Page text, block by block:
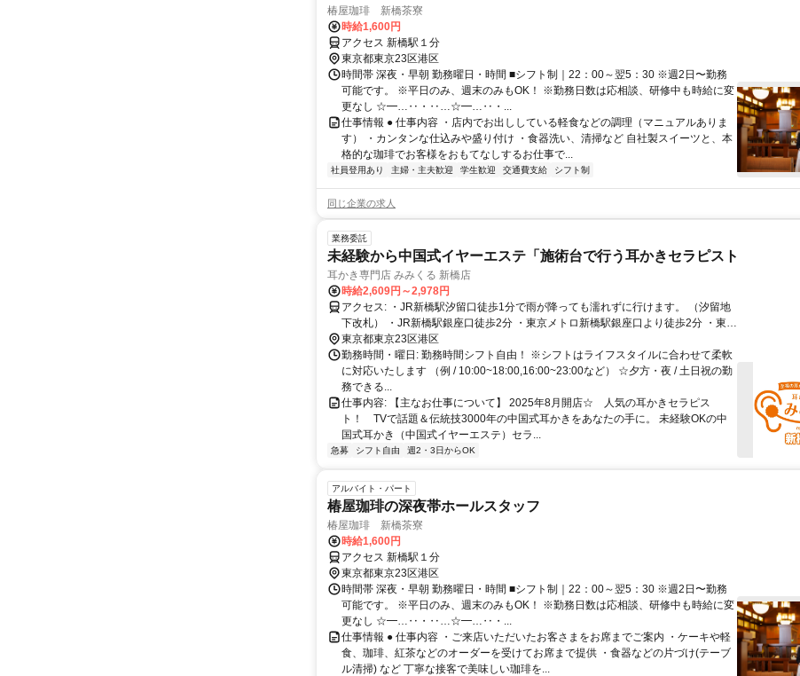
椿屋珈琲 新橋茶寮
時給1,600円
アクセス 新橋駅１分
東京都東京23区港区
時間帯 深夜・早朝 勤務曜日・時間 ■シフト制｜22：00～翌5：30 ※週2日〜勤務
可能です。 ※平日のみ、週末のみもOK！ ※勤務日数は応相談、研修中も時給に変
更なし ☆━…‥・‥…☆━…‥・...
仕事情報 ● 仕事内容 ・店内でお出ししている軽食などの調理（マニュアルありま
す） ・カンタンな仕込みや盛り付け ・食器洗い、清掃など 自社製スイーツと、本
格的な珈琲でお客様をおもてなしするお仕事で...
社員登用あり 主婦・主夫歓迎 学生歓迎 交通費支給 シフト制
同じ企業の求人
業務委託
未経験から中国式イヤーエステ「施術台で行う耳かきセラピスト
耳かき専門店 みみくる 新橋店
時給2,609円～2,978円
アクセス: ・JR新橋駅汐留口徒歩1分で雨が降っても濡れずに行けます。 （汐留地
下改札） ・JR新橋駅銀座口徒歩2分 ・東京メトロ新橋駅銀座口より徒歩2分 ・東京
メトロ新橋駅銀座線2番出口より徒歩1分(スターバックス裏) ・新橋駅前ビル1号館
横から徒歩10秒
東京都東京23区港区
勤務時間・曜日: 勤務時間シフト自由！ ※シフトはライフスタイルに合わせて柔軟
に対応いたします （例 / 10:00~18:00,16:00~23:00など） ☆夕方・夜 / 土日祝の勤
務できる...
仕事内容: 【主なお仕事について】 2025年8月開店☆ 人気の耳かきセラピス
ト！ TVで話題＆伝統技3000年の中国式耳かきをあなたの手に。 未経験OKの中
国式耳かき（中国式イヤーエステ）セラ...
急募 シフト自由 週2・3日からOK
アルバイト・パート
椿屋珈琲の深夜帯ホールスタッフ
椿屋珈琲 新橋茶寮
時給1,600円
アクセス 新橋駅１分
東京都東京23区港区
時間帯 深夜・早朝 勤務曜日・時間 ■シフト制｜22：00～翌5：30 ※週2日〜勤務
可能です。 ※平日のみ、週末のみもOK！ ※勤務日数は応相談、研修中も時給に変
更なし ☆━…‥・‥…☆━…‥・...
仕事情報 ● 仕事内容 ・ご来店いただいたお客さまをお席までご案内 ・ケーキや軽
食、珈琲、紅茶などのオーダーを受けてお席まで提供 ・食器などの片づけ(テーブ
ル清掃) など 丁寧な接客で美味しい珈琲を...